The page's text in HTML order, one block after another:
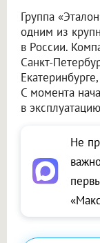
Группа
одним из
в России.
Санкт-
С момента
в
Не